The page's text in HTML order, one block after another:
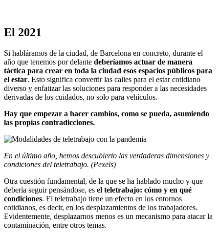
El 2021
Si habláramos de la ciudad, de Barcelona en concreto, durante el
año que tenemos por delante deberíamos actuar de manera
táctica para crear en toda la ciudad esos espacios públicos para
el estar. Esto significa convertir las calles para el estar cotidiano
diverso y enfatizar las soluciones para responder a las necesidades
derivadas de los cuidados, no solo para vehículos.
Hay que empezar a hacer cambios, como se pueda, asumiendo
las propias contradicciones.
En el último año, hemos descubierto las verdaderas dimensiones y
condiciones del teletrabajo. (Pexels)
Otra cuestión fundamental, de la que se ha hablado mucho y que
debería seguir pensándose, es el teletrabajo: cómo y en qué
condiciones. El teletrabajo tiene un efecto en los entornos
cotidianos, es decir, en los desplazamientos de los trabajadores.
Evidentemente, desplazarnos menos es un mecanismo para atacar la
contaminación, entre otros temas.